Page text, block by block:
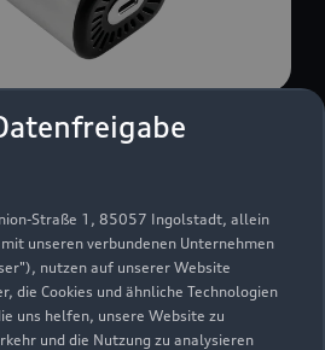
Straße 1, 85057 Ingolstadt, allein
unseren verbundenen Unternehmen
nutzen auf unserer Website
die Cookies und ähnliche Technologien
uns helfen, unsere Website zu
und die Nutzung zu analysieren
für schnelles und
von Mobiltelefonen, Tablets